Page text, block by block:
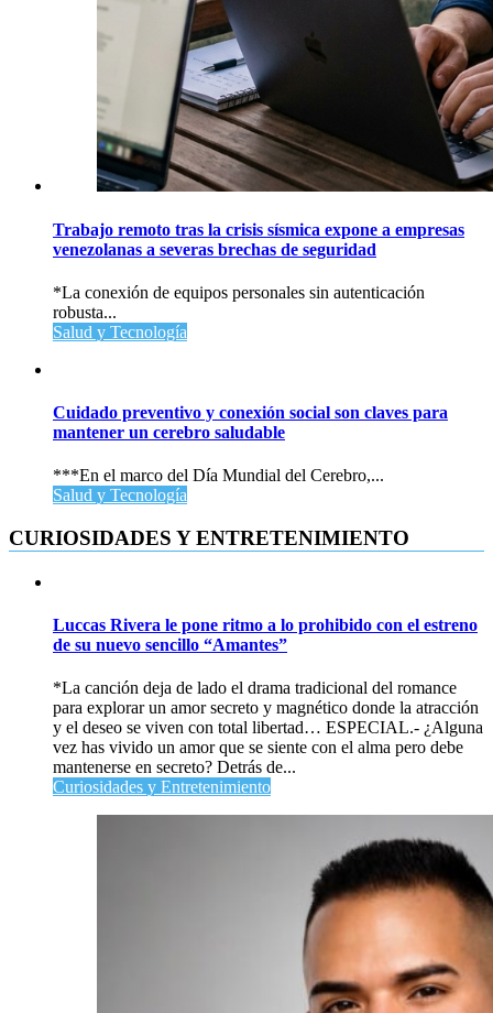
Trabajo remoto tras la crisis sísmica expone a empresas
venezolanas a severas brechas de seguridad
*La conexión de equipos personales sin autenticación
robusta...
Salud y Tecnología
Cuidado preventivo y conexión social son claves para
mantener un cerebro saludable
***En el marco del Día Mundial del Cerebro,...
Salud y Tecnología
CURIOSIDADES Y ENTRETENIMIENTO
Luccas Rivera le pone ritmo a lo prohibido con el estreno
de su nuevo sencillo “Amantes”
*La canción deja de lado el drama tradicional del romance
para explorar un amor secreto y magnético donde la atracción
y el deseo se viven con total libertad… ESPECIAL.- ¿Alguna
vez has vivido un amor que se siente con el alma pero debe
mantenerse en secreto? Detrás de...
Curiosidades y Entretenimiento